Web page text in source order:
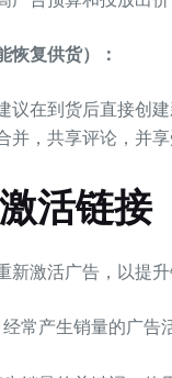
恢复供货）：
议在到货后直接创
，共享评论，并
活链接
新激活广告，以提
常产生销量的广